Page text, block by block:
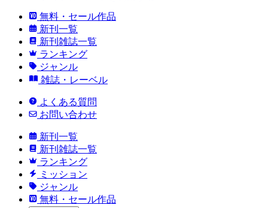
無料・セール作品
新刊一覧
新刊雑誌一覧
ランキング
ジャンル
雑誌・レーベル
よくある質問
お問い合わせ
新刊一覧
新刊雑誌一覧
ランキング
ミッション
ジャンル
無料・セール作品